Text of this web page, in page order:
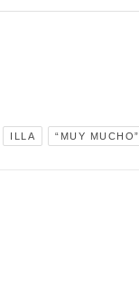
ILLA “MUY MUCHO”